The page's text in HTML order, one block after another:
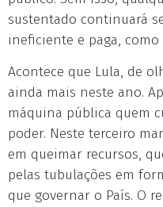
sustentado continuará
ineficiente e paga,
Acontece que Lula, de
ainda mais neste ano.
máquina pública quem
poder. Neste terceiro
em queimar recursos,
pelas tubulações em
que governar o País. O